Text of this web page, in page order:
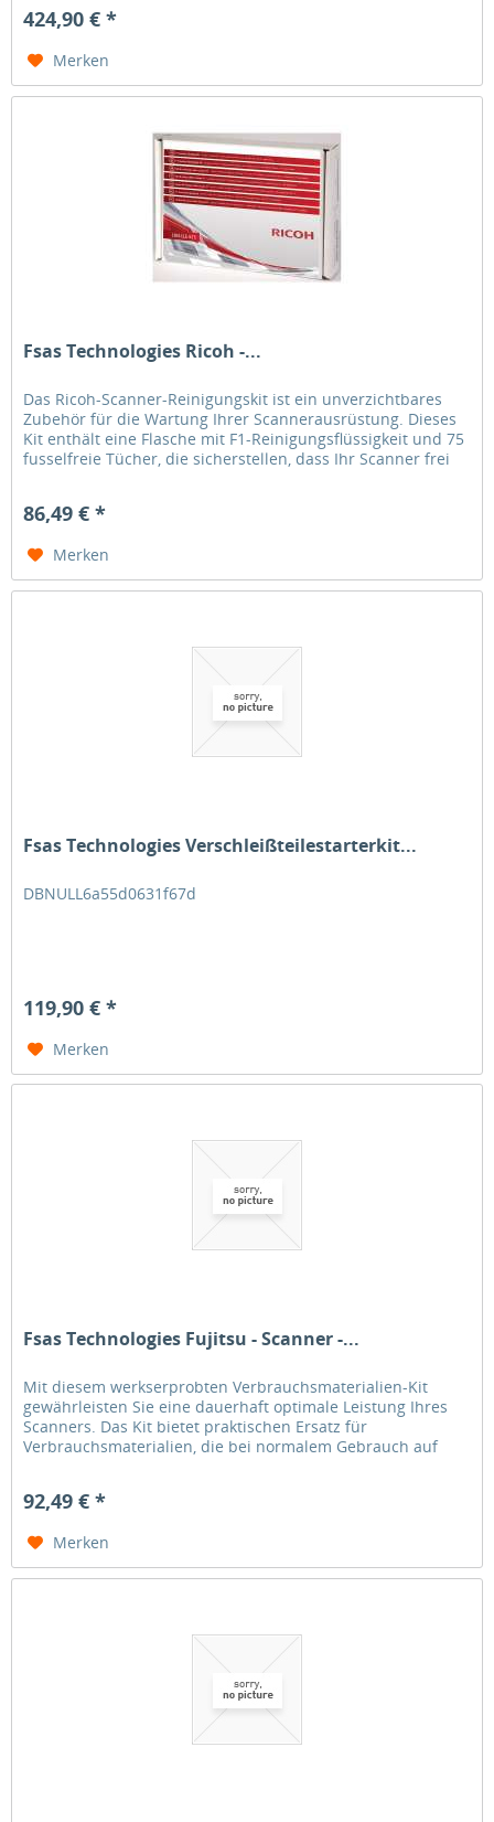
424,90 € *
Merken
Fsas Technologies Ricoh -...
Das Ricoh-Scanner-Reinigungskit ist ein unverzichtbares
Zubehör für die Wartung Ihrer Scannerausrüstung. Dieses
Kit enthält eine Flasche mit F1-Reinigungsflüssigkeit und 75
fusselfreie Tücher, die sicherstellen, dass Ihr Scanner frei
86,49 € *
Merken
Fsas Technologies Verschleißteilestarterkit...
DBNULL6a55d0631f67d
119,90 € *
Merken
Fsas Technologies Fujitsu - Scanner -...
Mit diesem werkserprobten Verbrauchsmaterialien-Kit
gewährleisten Sie eine dauerhaft optimale Leistung Ihres
Scanners. Das Kit bietet praktischen Ersatz für
Verbrauchsmaterialien, die bei normalem Gebrauch auf
92,49 € *
Merken